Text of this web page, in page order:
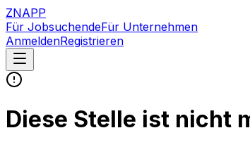
ZNAPP
Für JobsuchendeFür Unternehmen
AnmeldenRegistrieren
Diese Stelle ist nicht